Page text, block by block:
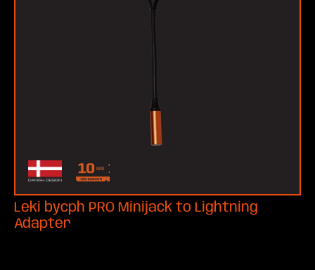
Leki bycph PRO Minijack to Lightning
Adapter